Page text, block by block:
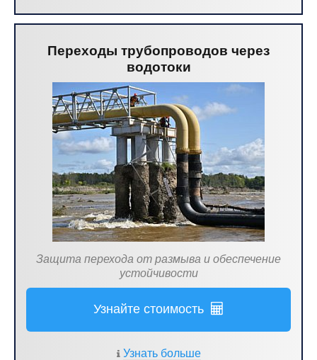
Переходы трубопроводов через
водотоки
Защита перехода от размыва и обеспечение
устойчивости
Узнайте стоимость
Узнать больше